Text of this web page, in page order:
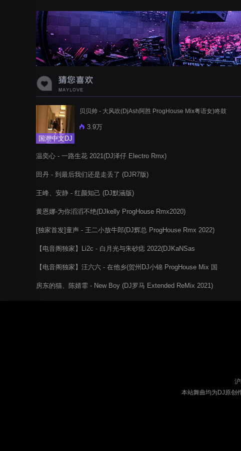
国潮中文DJ
贝贝帅 - 大风吹(DjAsh阿胜 ProgHouse Mix粤语女)咚鼓
3.9万
温奕心 - 一路生花 2021(DJ泽仔 Electro Rmx)
田丹 - 到最后我们还是走丢了 (DJR7版)
王峰、安静 - 红颜知己 (DJ默涵版)
黄恩娜-为你滔滔不绝(DJkelly ProgHouse Rmx2020)
[独家首发]童声 - 王二小放牛郎(DJ辉总 ProgHouse Rmx 2022)
【电音阁独家】Li2c - 白月光与朱砂痣 2022(DJKaNSas
【电音阁独家】汪六六 - 在他乡(贺州DJ小锦 ProgHouse Mix 国
房东的猫、陈婧霏 - New Boy (DJ罗马 Extended ReMix 2021)
本站舞曲均为DJ原创